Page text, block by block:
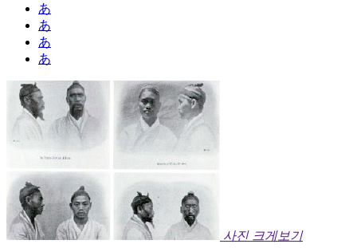
あ
あ
あ
あ
사진 크게보기